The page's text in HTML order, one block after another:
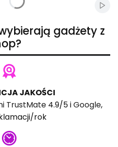
gadżety z
JAKOŚCI
TrustMate4.9/5 iGoogle,
rok